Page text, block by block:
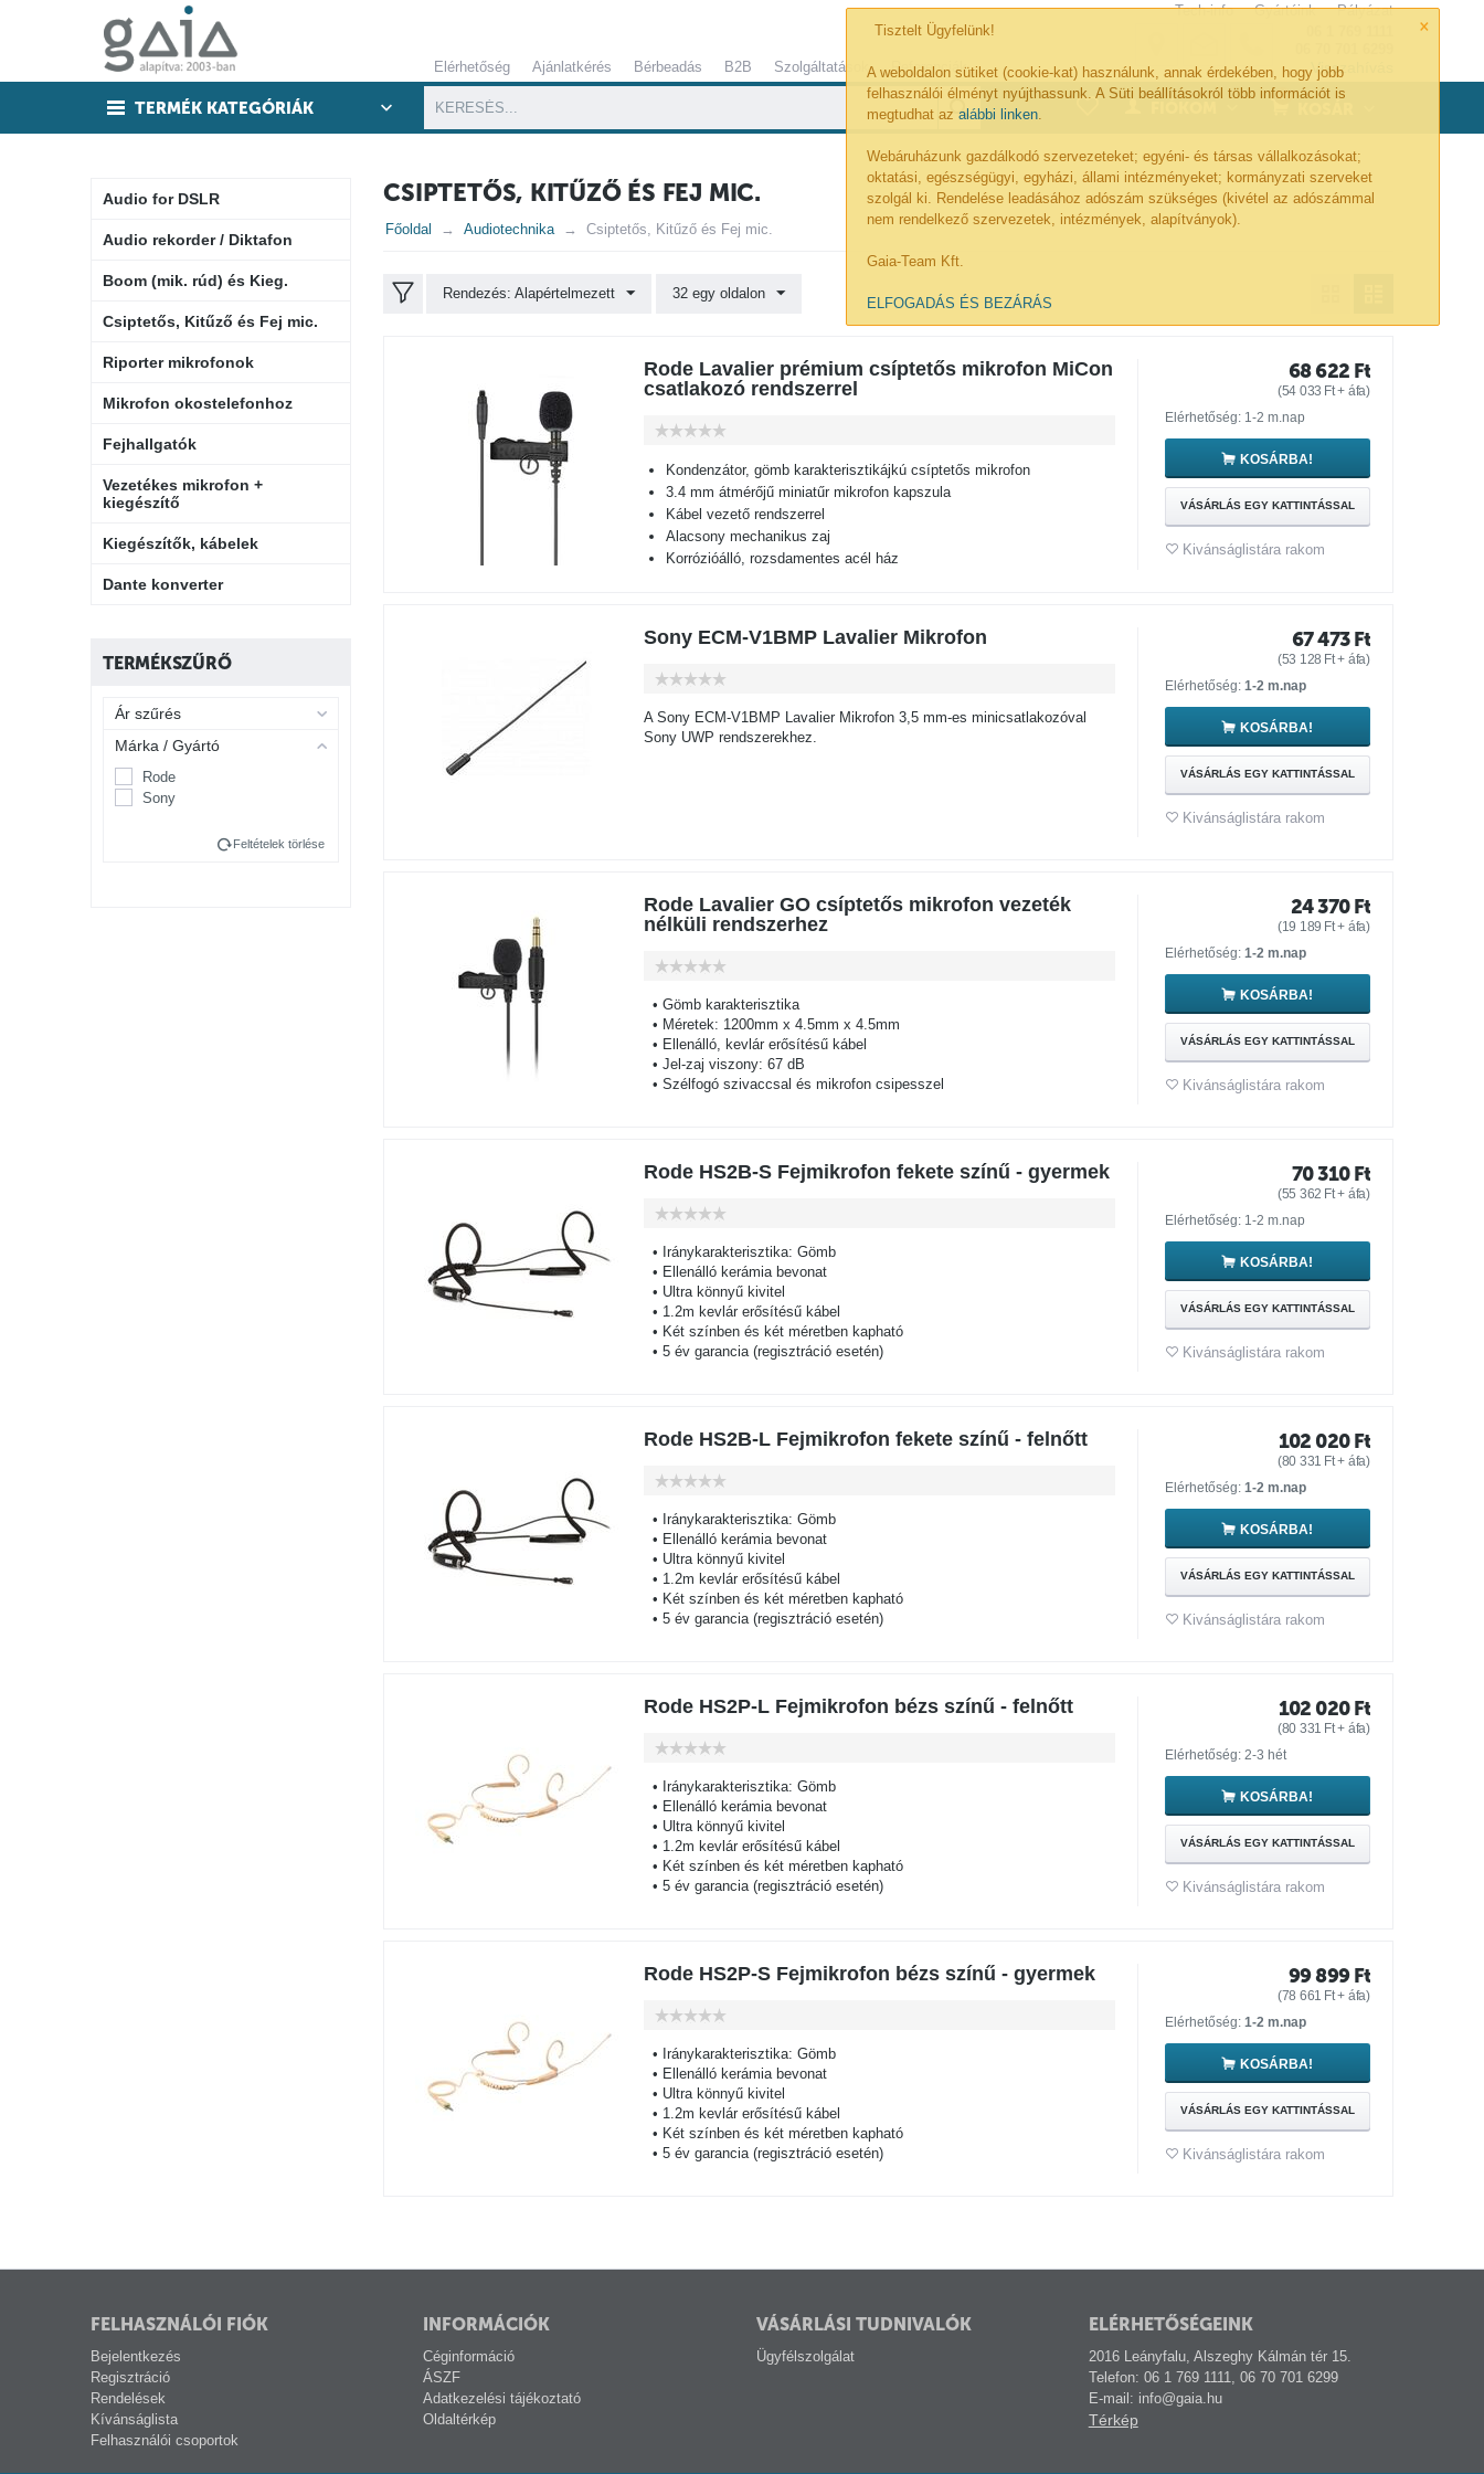
×
Tisztelt Ügyfelünk!
A weboldalon sütiket (cookie-kat) használunk, annak érdekében, hogy jobb
felhasználói élményt nyújthassunk. A Süti beállításokról több információt is
megtudhat azalábbi linken.
Webáruházunk gazdálkodó szervezeteket; egyéni- és társas vállalkozásokat;
oktatási, egészségügyi, egyházi, állami intézményeket; kormányzati szerveket
szolgál ki. Rendelése leadásához adószám szükséges (kivétel az adószámmal
nem rendelkező szervezetek, intézmények, alapítványok).
Gaia-Team Kft.
ELFOGADÁS ÉS BEZÁRÁS
Tech-info Gyártóink Pályázat
Elérhetőség Ajánlatkérés Bérbeadás B2B Szolgáltatások Referenciák Visszahívás
TERMÉK KATEGÓRIÁK
0
CSIPTETŐS, KITŰZŐ ÉS FEJ MIC.
Főoldal Audiotechnika Csiptetős, Kitűző és Fej mic.
Rendezés: Alapértelmezett 32 egy oldalon
Rode Lavalier prémium csíptetős mikrofon MiCon
csatlakozó rendszerrel
Kondenzátor, gömb karakterisztikájkú csíptetős mikrofon
3.4 mm átmérőjű miniatűr mikrofon kapszula
Kábel vezető rendszerrel
Alacsony mechanikus zaj
Korrózióálló, rozsdamentes acél ház
68 622 Ft
(54 033 Ft+ áfa)
Elérhetőség: 1-2 m.nap
KOSÁRBA!
VÁSÁRLÁS EGY KATTINTÁSSAL
Kivánságlistára rakom
Sony ECM-V1BMP Lavalier Mikrofon
A Sony ECM-V1BMP Lavalier Mikrofon 3,5 mm-es minicsatlakozóval
Sony UWP rendszerekhez.
67 473 Ft
(53 128 Ft+ áfa)
Elérhetőség: 1-2 m.nap
KOSÁRBA!
VÁSÁRLÁS EGY KATTINTÁSSAL
Kivánságlistára rakom
Rode Lavalier GO csíptetős mikrofon vezeték
nélküli rendszerhez
• Gömb karakterisztika
• Méretek: 1200mm x 4.5mm x 4.5mm
• Ellenálló, kevlár erősítésű kábel
• Jel-zaj viszony: 67 dB
• Szélfogó szivaccsal és mikrofon csipesszel
24 370 Ft
(19 189 Ft+ áfa)
Elérhetőség: 1-2 m.nap
KOSÁRBA!
VÁSÁRLÁS EGY KATTINTÁSSAL
Kivánságlistára rakom
Rode HS2B-S Fejmikrofon fekete színű - gyermek
• Iránykarakterisztika: Gömb
• Ellenálló kerámia bevonat
• Ultra könnyű kivitel
• 1.2m kevlár erősítésű kábel
• Két színben és két méretben kapható
• 5 év garancia (regisztráció esetén)
70 310 Ft
(55 362 Ft+ áfa)
Elérhetőség: 1-2 m.nap
KOSÁRBA!
VÁSÁRLÁS EGY KATTINTÁSSAL
Kivánságlistára rakom
Rode HS2B-L Fejmikrofon fekete színű - felnőtt
• Iránykarakterisztika: Gömb
• Ellenálló kerámia bevonat
• Ultra könnyű kivitel
• 1.2m kevlár erősítésű kábel
• Két színben és két méretben kapható
• 5 év garancia (regisztráció esetén)
102 020 Ft
(80 331 Ft+ áfa)
Elérhetőség: 1-2 m.nap
KOSÁRBA!
VÁSÁRLÁS EGY KATTINTÁSSAL
Kivánságlistára rakom
Rode HS2P-L Fejmikrofon bézs színű - felnőtt
• Iránykarakterisztika: Gömb
• Ellenálló kerámia bevonat
• Ultra könnyű kivitel
• 1.2m kevlár erősítésű kábel
• Két színben és két méretben kapható
• 5 év garancia (regisztráció esetén)
102 020 Ft
(80 331 Ft+ áfa)
Elérhetőség: 2-3 hét
KOSÁRBA!
VÁSÁRLÁS EGY KATTINTÁSSAL
Kivánságlistára rakom
Rode HS2P-S Fejmikrofon bézs színű - gyermek
• Iránykarakterisztika: Gömb
• Ellenálló kerámia bevonat
• Ultra könnyű kivitel
• 1.2m kevlár erősítésű kábel
• Két színben és két méretben kapható
• 5 év garancia (regisztráció esetén)
99 899 Ft
(78 661 Ft+ áfa)
Elérhetőség: 1-2 m.nap
KOSÁRBA!
VÁSÁRLÁS EGY KATTINTÁSSAL
Kivánságlistára rakom
Audio for DSLR
Audio rekorder / Diktafon
Boom (mik. rúd) és Kieg.
Csiptetős, Kitűző és Fej mic.
Riporter mikrofonok
Mikrofon okostelefonhoz
Fejhallgatók
Vezetékes mikrofon +
kiegészítő
Kiegészítők, kábelek
Dante konverter
TERMÉKSZŰRŐ
Ár szűrés
Márka / Gyártó
Rode
Sony
Feltételek törlése
FELHASZNÁLÓI FIÓK
Bejelentkezés
Regisztráció
Rendelések
Kívánságlista
Felhasználói csoportok
INFORMÁCIÓK
Céginformáció
ÁSZF
Adatkezelési tájékoztató
Oldaltérkép
VÁSÁRLÁSI TUDNIVALÓK
Ügyfélszolgálat
ELÉRHETŐSÉGEINK
2016 Leányfalu, Alszeghy Kálmán tér 15.
Telefon: 06 1 769 1111, 06 70 701 6299
E-mail: info@gaia.hu
Térkép